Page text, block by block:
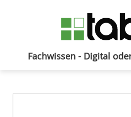
Fachwissen - Digital